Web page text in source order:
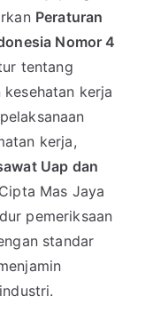
Peraturan
Nomor 4
tentang
kesehatan kerja
kerja,
Uap dan
Mas Jaya
pemeriksaan
standar